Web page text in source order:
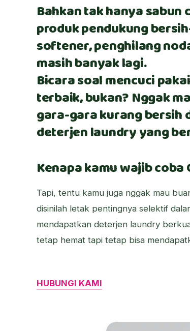
Bahkan tak hanya sabun
produk pendukung
softener, penghilang
masih banyak lagi.
Bicara soal mencuci
terbaik, bukan? Nggak
gara-gara kurang bersih
deterjen laundry yang
Kenapa kamu wajib
Tapi, tentu kamu juga nggak mau
disinilah letak pentingnya selektif
mendapatkan deterjen laundry
tetap hemat tapi tetap bisa
HUBUNGI KAMI